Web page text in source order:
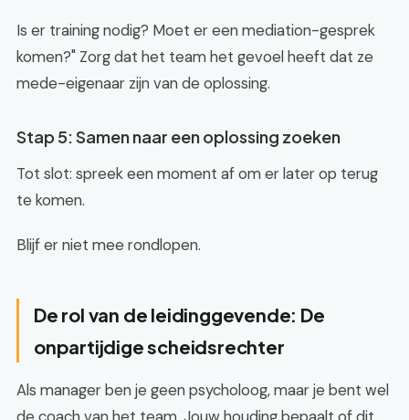
Is er training nodig? Moet er een mediation-gesprek
komen?" Zorg dat het team het gevoel heeft dat ze
mede-eigenaar zijn van de oplossing.
Stap 5: Samen naar een oplossing zoeken
Tot slot: spreek een moment af om er later op terug
te komen.
Blijf er niet mee rondlopen.
De rol van de leidinggevende: De
onpartijdige scheidsrechter
Als manager ben je geen psycholoog, maar je bent wel